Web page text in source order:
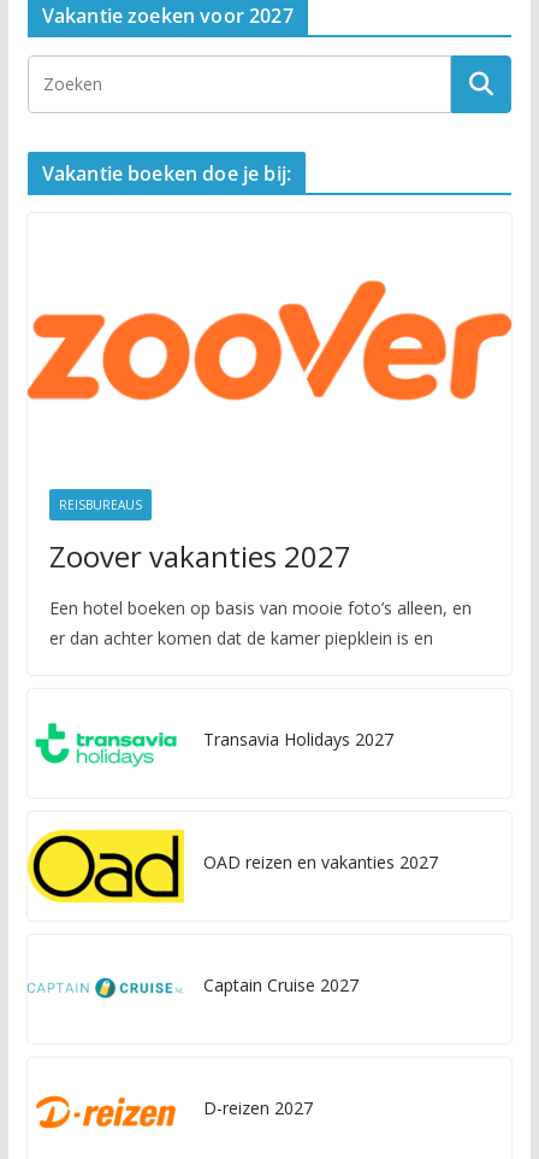
Vakantie zoeken voor 2027
Vakantie boeken doe je bij:
REISBUREAUS
Zoover vakanties 2027
Een hotel boeken op basis van mooie foto’s alleen, en
er dan achter komen dat de kamer piepklein is en
Transavia Holidays 2027
OAD reizen en vakanties 2027
Captain Cruise 2027
D-reizen 2027